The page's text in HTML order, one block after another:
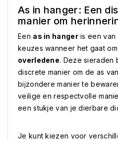
As in hanger: Een
manier om
Een as in hangeris een van
keuzes wanneer het gaat om
overledene. Deze sieraden
discrete manier om de as
bijzondere manier te
veilige en respectvolle
een stukje van je dierbare
Je kunt kiezen voor